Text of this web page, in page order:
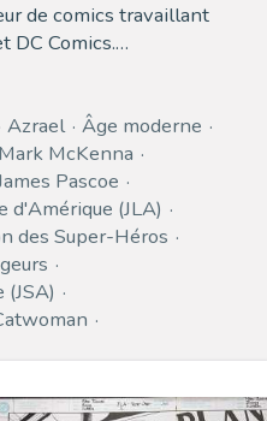
de comics travaillant
DC Comics.…
Azrael
Âge moderne
Mark McKenna
Pascoe
d'Amérique (JLA)
des Super-Héros